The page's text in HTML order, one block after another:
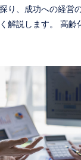
り、成功への経営
解説します。 高齢